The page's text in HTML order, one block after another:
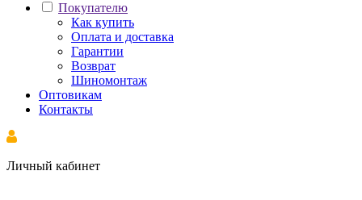
Покупателю
Как купить
Оплата и доставка
Гарантии
Возврат
Шиномонтаж
Оптовикам
Контакты
Личный кабинет